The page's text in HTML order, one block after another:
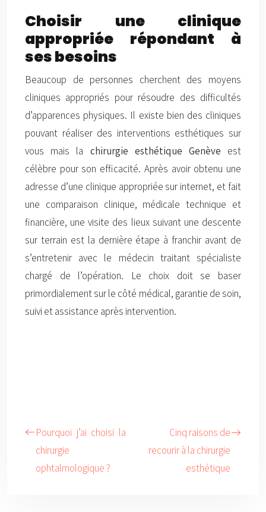
Choisir une clinique
appropriée répondant à
ses besoins
Beaucoup de personnes cherchent des moyens
cliniques appropriés pour résoudre des difficultés
d’apparences physiques. Il existe bien des cliniques
pouvant réaliser des interventions esthétiques sur
vous mais la chirurgie esthétique Genève est
célèbre pour son efficacité. Après avoir obtenu une
adresse d’une clinique appropriée sur internet, et fait
une comparaison clinique, médicale technique et
financière, une visite des lieux suivant une descente
sur terrain est la dernière étape à franchir avant de
s’entretenir avec le médecin traitant spécialiste
chargé de l’opération. Le choix doit se baser
primordialement sur le côté médical, garantie de soin,
suivi et assistance après intervention.
Pourquoi j’ai choisi la
chirurgie
ophtalmologique ?
Cinq raisons de
recourir à la chirurgie
esthétique